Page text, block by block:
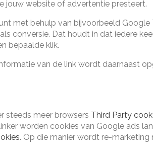
jouw website of advertentie presteert.
met behulp van bijvoorbeeld Google
conversie. Dat houdt in dat iedere
bepaalde klik.
van de link wordt daarnaast
steeds meer browsers Third Party
worden cookies van Google ads
. Op die manier wordt re-marketing